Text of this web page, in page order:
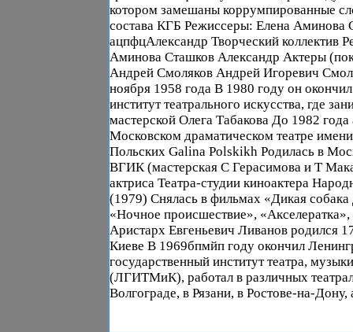
котором замешаны коррумпированные
состава КГБ Режиссеры: Елена Аминова
ацпфцАлександр Творческий коллектив
Аминова Сташков Александр Актеры
Андрей Смоляков Андрей Игоревич
ноября 1958 года В 1980 году он
институт театрального искусства, где
мастерской Олега Табакова До 1982 года
Московском драматическом театре
Польских Galina Polskikh Родилась в
ВГИК (мастерская С Герасимова и Т
актриса Театра-студии киноактера
(1979) Снялась в фильмах «Дикая
«Ночное происшествие»,
Аристарх Евгеньевич Ливанов родился
Киеве В 1969бпмйп году окончил
государственный институт театра,
(ЛГИТМиК), работал в различных
Волгограде, в Рязани, в Ростове-на-Дону,